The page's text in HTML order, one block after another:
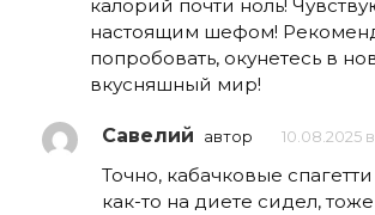
калорий почти ноль!
настоящим шефом!
попробовать, окунетесь в
вкусняшный мир!
Савелий автор 10.08.2025
Точно, кабачковые
как-то на диете сидел,